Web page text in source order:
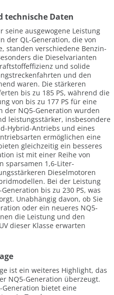
technische Daten
seine ausgewogene Leistung
der QL-Generation, die von
standen verschiedene Benzin-
die Dieselvarianten
und solide
und den
waren. Die stärkeren
bis zu 185 PS, während die
von bis zu 177 PS für eine
der NQ5-Generation wurden
leistungsstärker, insbesondere
Hybrid-Antriebs und eines
ermöglichen eine
gleichzeitig ein besseres
ist mit einer Reihe von
sparsamen 1,6-Liter-
Dieselmotoren
Bei der Leistung
bis zu 230 PS, was
Unabhängig davon, ob Sie
oder ein neueres NQ5-
die Leistung und den
dieser Klasse erwarten
ist ein weiteres Highlight, das
NQ5-Generation überzeugt.
Generation bietet eine